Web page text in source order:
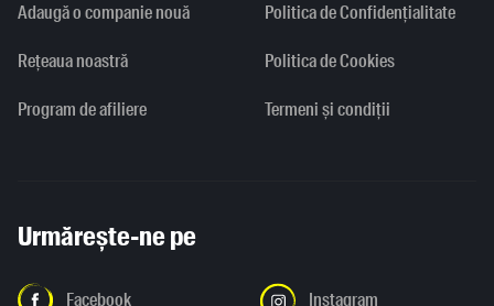
Adaugă o companie nouă
Rețeaua noastră
Program de afiliere
Politica de Confidențialitate
Politica de Cookies
Termeni și condiții
Urmărește-ne pe
Facebook Instagram